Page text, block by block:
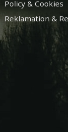
Policy & Cookies
Reklamation &